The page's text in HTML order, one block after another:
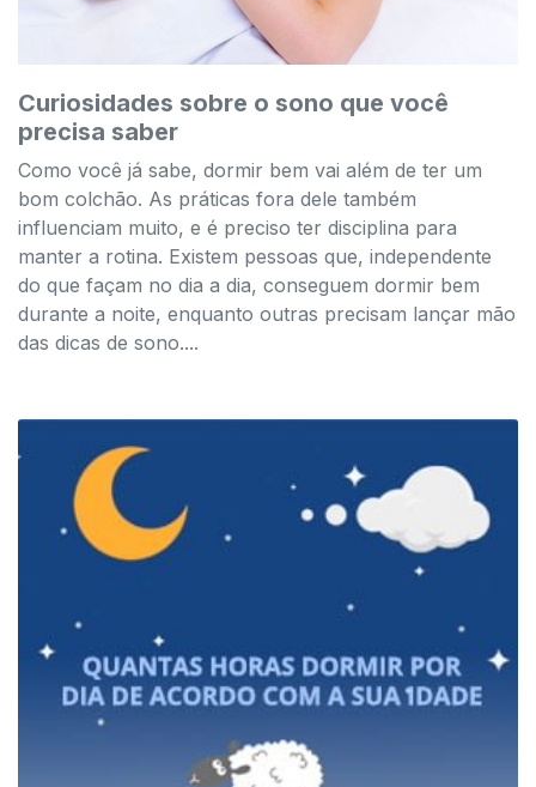
Curiosidades sobre o sono que você
precisa saber
Como você já sabe, dormir bem vai além de ter um
bom colchão. As práticas fora dele também
influenciam muito, e é preciso ter disciplina para
manter a rotina. Existem pessoas que, independente
do que façam no dia a dia, conseguem dormir bem
durante a noite, enquanto outras precisam lançar mão
das dicas de sono....